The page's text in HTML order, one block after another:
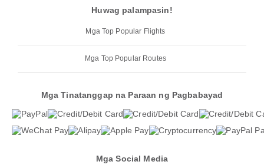
Huwag palampasin!
Mga Top Popular Flights
Mga Top Popular Routes
Mga Tinatanggap na Paraan ng Pagbabayad
Mga Social Media